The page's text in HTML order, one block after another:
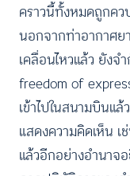
คราวนี้ทั้งหมดถูกค
นอกจากท่าอากาศ
เคลื่อนไหวแล้ว ยังจ
freedom of
เข้าไปในสนามบินแ
แสดงความคิดเห็น
แล้วอีกอย่างอำนาจ